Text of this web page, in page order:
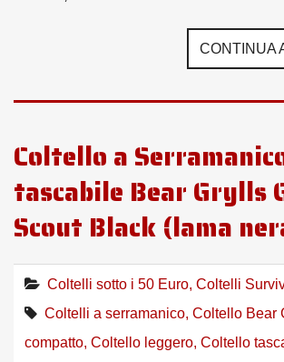
CONTINUA
Coltello a
tascabile Bear Grylls
Scout Black (lama
Coltelli sotto i 50 Euro, Coltelli
Coltelli a serramanico, Coltello Bear
compatto, Coltello leggero, Coltello